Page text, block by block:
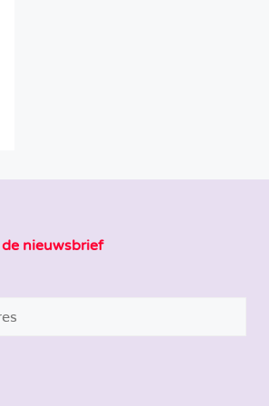
nieuwsbrief